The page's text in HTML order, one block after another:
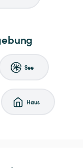
See
Haus